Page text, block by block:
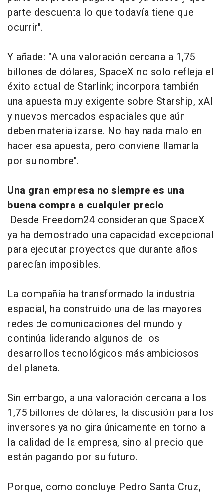
parte descuenta lo que todavía tiene que
ocurrir".
Y añade: "A una valoración cercana a 1,75
billones de dólares, SpaceX no solo refleja el
éxito actual de Starlink; incorpora también
una apuesta muy exigente sobre Starship, xAI
y nuevos mercados espaciales que aún
deben materializarse. No hay nada malo en
hacer esa apuesta, pero conviene llamarla
por su nombre".
Una gran empresa no siempre es una
buena compra a cualquier precio
Desde Freedom24 consideran que SpaceX
ya ha demostrado una capacidad excepcional
para ejecutar proyectos que durante años
parecían imposibles.
La compañía ha transformado la industria
espacial, ha construido una de las mayores
redes de comunicaciones del mundo y
continúa liderando algunos de los
desarrollos tecnológicos más ambiciosos
del planeta.
Sin embargo, a una valoración cercana a los
1,75 billones de dólares, la discusión para los
inversores ya no gira únicamente en torno a
la calidad de la empresa, sino al precio que
están pagando por su futuro.
Porque, como concluye Pedro Santa Cruz,